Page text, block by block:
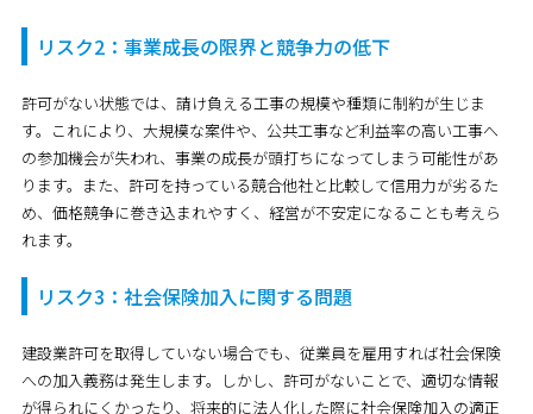
リスク2：事業成長の限界と競争力の低下
許可がない状態では、請け負える工事の規模や種類に制約が生じま
す。これにより、大規模な案件や、公共工事など利益率の高い工事へ
の参加機会が失われ、事業の成長が頭打ちになってしまう可能性があ
ります。また、許可を持っている競合他社と比較して信用力が劣るた
め、価格競争に巻き込まれやすく、経営が不安定になることも考えら
れます。
リスク3：社会保険加入に関する問題
建設業許可を取得していない場合でも、従業員を雇用すれば社会保険
への加入義務は発生します。しかし、許可がないことで、適切な情報
が得られにくかったり、将来的に法人化した際に社会保険加入の適正